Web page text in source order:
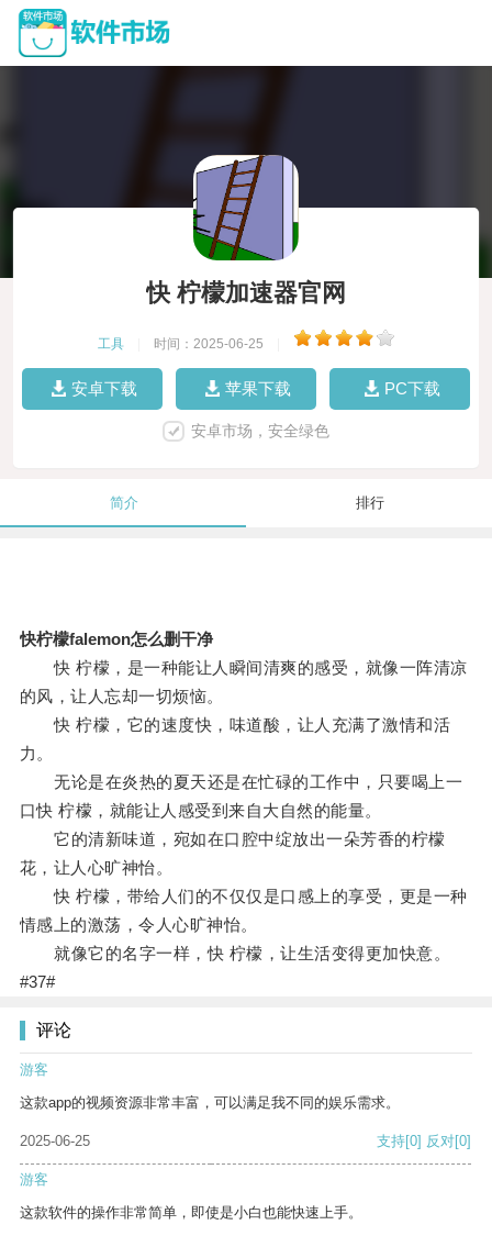
快 柠檬加速器官网
工具 时间：2025-06-25
安卓下载 苹果下载 PC下载
安卓市场，安全绿色
简介 排行
快柠檬falemon怎么删干净
快 柠檬，是一种能让人瞬间清爽的感受，就像一阵清凉
的风，让人忘却一切烦恼。
快 柠檬，它的速度快，味道酸，让人充满了激情和活
力。
无论是在炎热的夏天还是在忙碌的工作中，只要喝上一
口快 柠檬，就能让人感受到来自大自然的能量。
它的清新味道，宛如在口腔中绽放出一朵芳香的柠檬
花，让人心旷神怡。
快 柠檬，带给人们的不仅仅是口感上的享受，更是一种
情感上的激荡，令人心旷神怡。
就像它的名字一样，快 柠檬，让生活变得更加快意。
#37#
评论
游客
这款app的视频资源非常丰富，可以满足我不同的娱乐需求。
2025-06-25 支持[0] 反对[0]
游客
这款软件的操作非常简单，即使是小白也能快速上手。